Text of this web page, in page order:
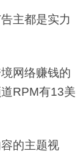
主都是实力
网络赚钱的
RPM有13美
的主题视